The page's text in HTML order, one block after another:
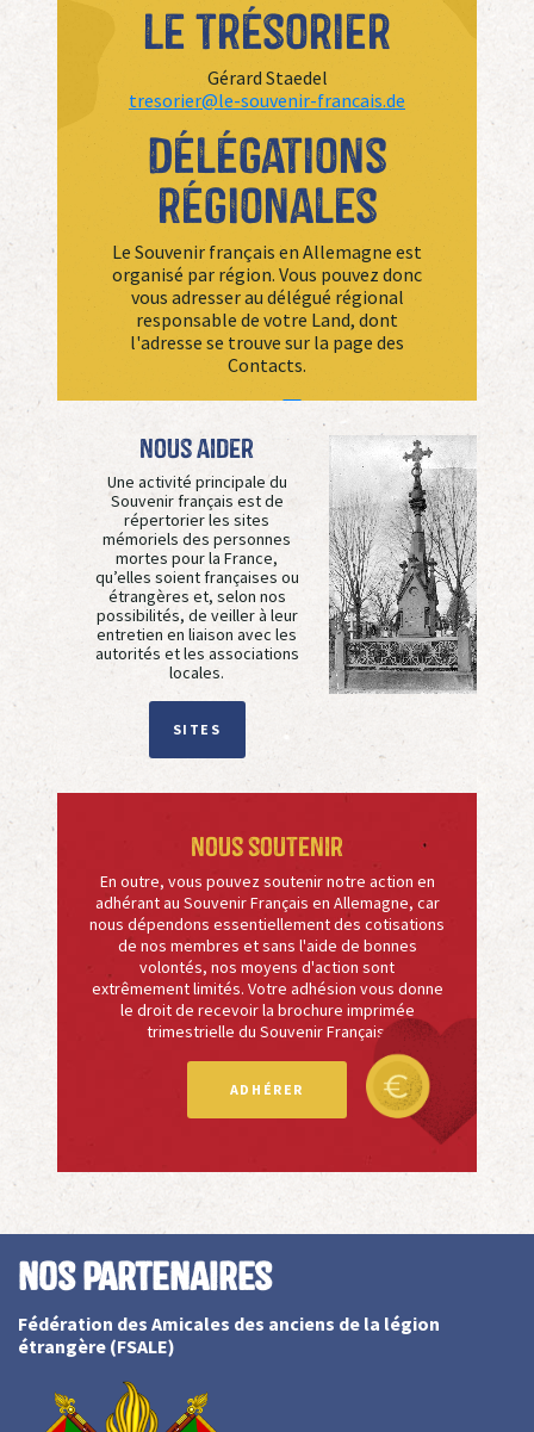
Le trésorier
Gérard Staedel
tresorier@le-souvenir-francais.de
Délégations
régionales
Le Souvenir français en Allemagne est
organisé par région. Vous pouvez donc
vous adresser au délégué régional
responsable de votre Land, dont
l'adresse se trouve sur la page des
Contacts.
Vers la page des
contacts
Flyer
Téléchargez leflyer de l'association
au format PDF, que vous pouvez
imprimer à la maison ou transmettre
sous cette forme.
Nous aider
Une activité principale du
Souvenir français est de
répertorier les sites
mémoriels des personnes
mortes pour la France,
qu’elles soient françaises ou
étrangères et, selon nos
possibilités, de veiller à leur
entretien en liaison avec les
autorités et les associations
locales.
SITES
Nous soutenir
En outre, vous pouvez soutenir notre action en
adhérant au Souvenir Français en Allemagne, car
nous dépendons essentiellement des cotisations
de nos membres et sans l'aide de bonnes
volontés, nos moyens d'action sont
extrêmement limités. Votre adhésion vous donne
le droit de recevoir la brochure imprimée
trimestrielle du Souvenir Français.
ADHÉRER
Nos partenaires
Fédération des Amicales des anciens de la légion
étrangère (FSALE)